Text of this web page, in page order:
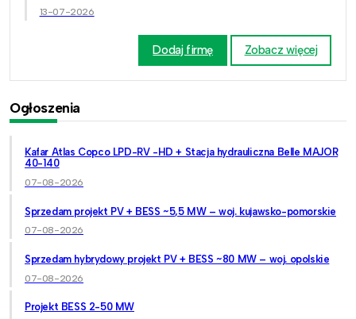
13-07-2026
Dodaj firmę Zobacz więcej
Ogłoszenia
Kafar Atlas Copco LPD-RV -HD + Stacja hydrauliczna Belle MAJOR
40-140
07-08-2026
Sprzedam projekt PV + BESS ~5,5 MW – woj. kujawsko-pomorskie
07-08-2026
Sprzedam hybrydowy projekt PV + BESS ~80 MW – woj. opolskie
07-08-2026
Projekt BESS 2-50 MW